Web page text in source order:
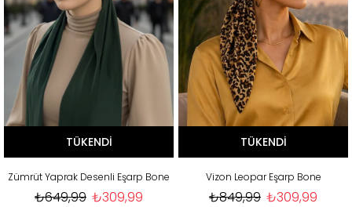
TÜKENDI
Zümrüt Yaprak Desenli Eşarp Bone
₺309,99
₺649,99
TÜKENDI
Vizon Leopar Eşarp Bone
₺309,99
₺849,99